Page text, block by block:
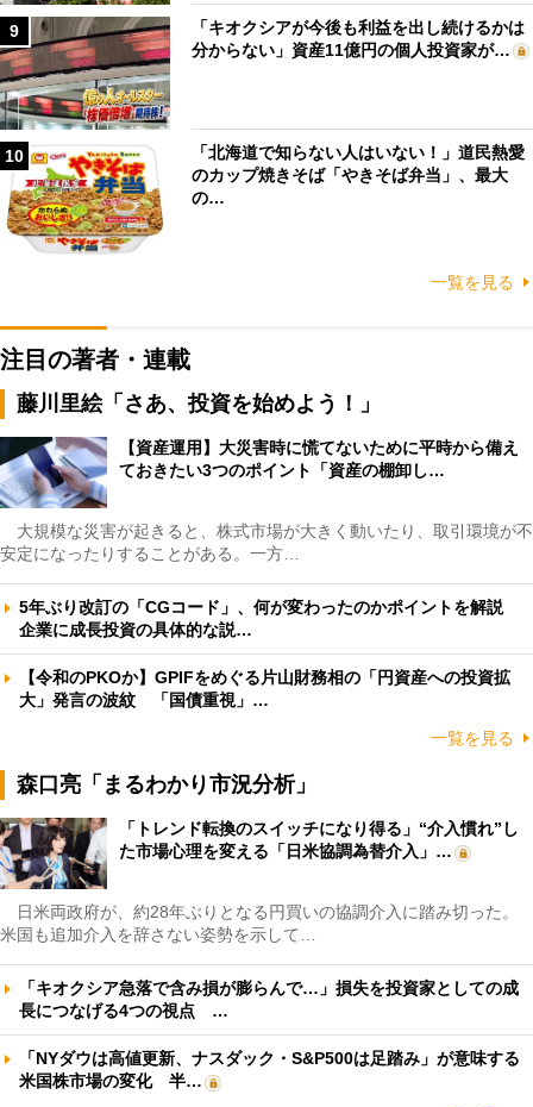
9
「キオクシアが今後も利益を出し続けるかは
分からない」資産11億円の個人投資家が…
10
「北海道で知らない人はいない！」道民熱愛
のカップ焼きそば「やきそば弁当」、最大
の…
一覧を見る
注目の著者・連載
藤川里絵「さあ、投資を始めよう！」
【資産運用】大災害時に慌てないために平時から備え
ておきたい3つのポイント「資産の棚卸し…
大規模な災害が起きると、株式市場が大きく動いたり、取引環境が不
安定になったりすることがある。一方…
5年ぶり改訂の「CGコード」、何が変わったのかポイントを解説
企業に成長投資の具体的な説…
【令和のPKOか】GPIFをめぐる片山財務相の「円資産への投資拡
大」発言の波紋 「国債重視」…
一覧を見る
森口亮「まるわかり市況分析」
「トレンド転換のスイッチになり得る」“介入慣れ”し
た市場心理を変える「日米協調為替介入」…
日米両政府が、約28年ぶりとなる円買いの協調介入に踏み切った。
米国も追加介入を辞さない姿勢を示して…
「キオクシア急落で含み損が膨らんで…」損失を投資家としての成
長につなげる4つの視点 …
「NYダウは高値更新、ナスダック・S&P500は足踏み」が意味する
米国株市場の変化 半…